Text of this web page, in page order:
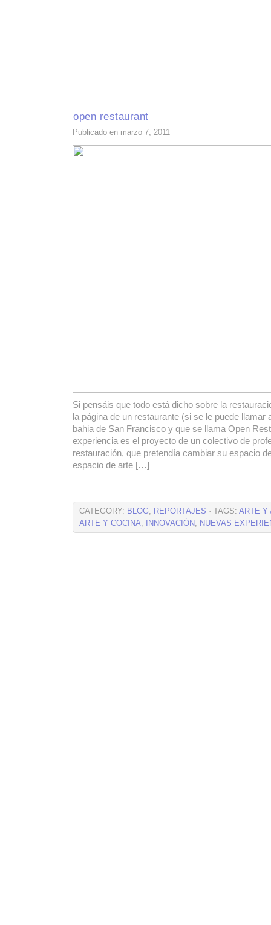
open restaurant
Publicado en marzo 7, 2011
Si pensáis que todo está dicho sobre la
la página de un restaurante (si se le puede llamar
bahia de San Francisco y que se llama Open
experiencia es el proyecto de un colectivo de
restauración, que pretendía cambiar su espacio
espacio de arte […]
CATEGORY: BLOG, REPORTAJES · TAGS: ARTE Y
ARTE Y COCINA, INNOVACIÓN, NUEVAS